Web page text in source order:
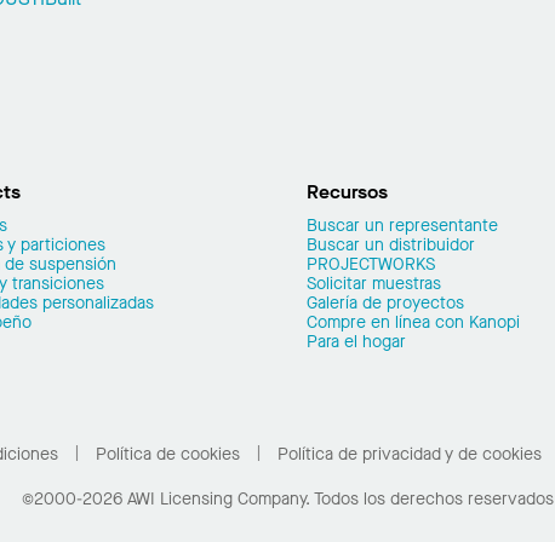
y particiones
de suspensión
transiciones
personalizadas
Recursos
Buscar un representante
Buscar un distribuidor
PROJECTWORKS
Solicitar muestras
Galería de proyectos
Compre en línea con Kanopi
Para el hogar
Política de cookies Política de privacidad y de cookies
©2000-2026 AWI Licensing Company. Todos los derechos reservados